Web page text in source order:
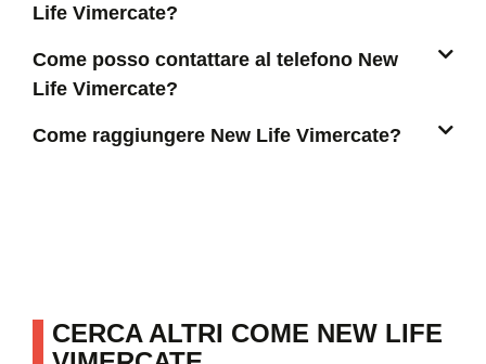
Life Vimercate?
Come posso contattare al telefono New
Life Vimercate?
Come raggiungere New Life Vimercate?
CERCA ALTRI COME NEW LIFE